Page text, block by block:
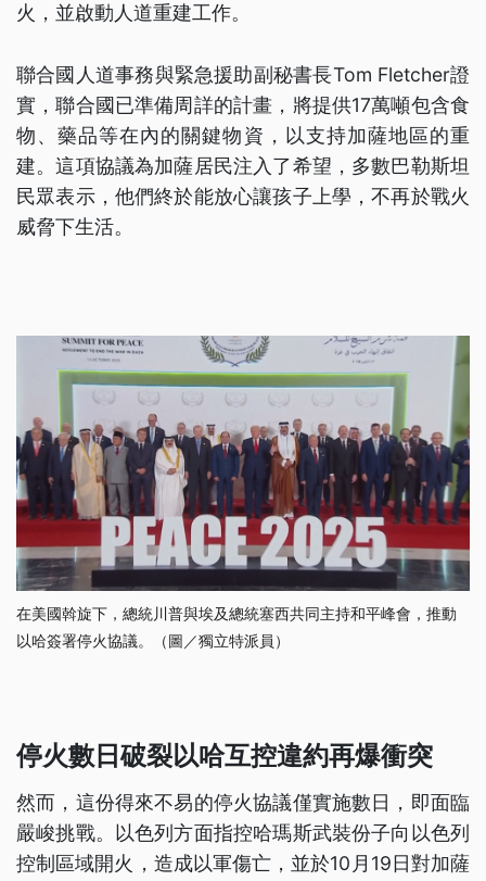
火，並啟動人道重建工作。
聯合國人道事務與緊急援助副秘書長Tom Fletcher證
實，聯合國已準備周詳的計畫，將提供17萬噸包含食
物、藥品等在內的關鍵物資，以支持加薩地區的重
建。這項協議為加薩居民注入了希望，多數巴勒斯坦
民眾表示，他們終於能放心讓孩子上學，不再於戰火
威脅下生活。
在美國斡旋下，總統川普與埃及總統塞西共同主持和平峰會，推動
以哈簽署停火協議。（圖／獨立特派員）
停火數日破裂以哈互控違約再爆衝突
然而，這份得來不易的停火協議僅實施數日，即面臨
嚴峻挑戰。以色列方面指控哈瑪斯武裝份子向以色列
控制區域開火，造成以軍傷亡，並於10月19日對加薩